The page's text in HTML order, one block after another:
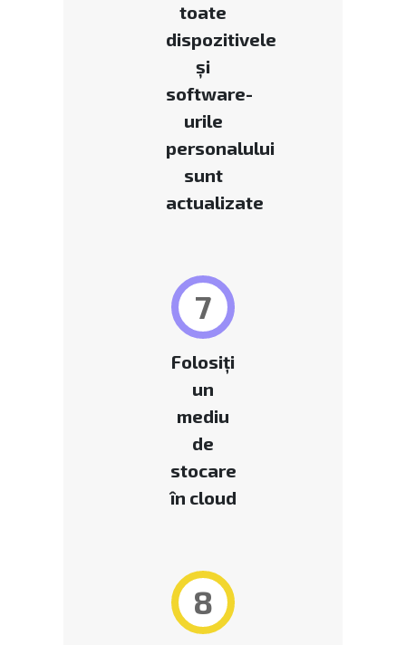
toate
dispozitivele
și
software-
urile
personalului
sunt
actualizate
7
Folosiți
un
mediu
de
stocare
în cloud
8